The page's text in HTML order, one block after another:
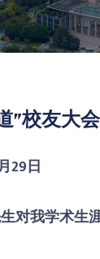
”校友大
29日
对我学术生